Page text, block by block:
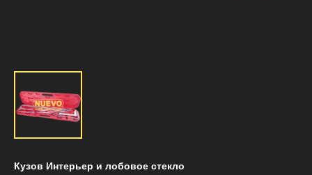
Кузов Интерьер и лобовое стекло